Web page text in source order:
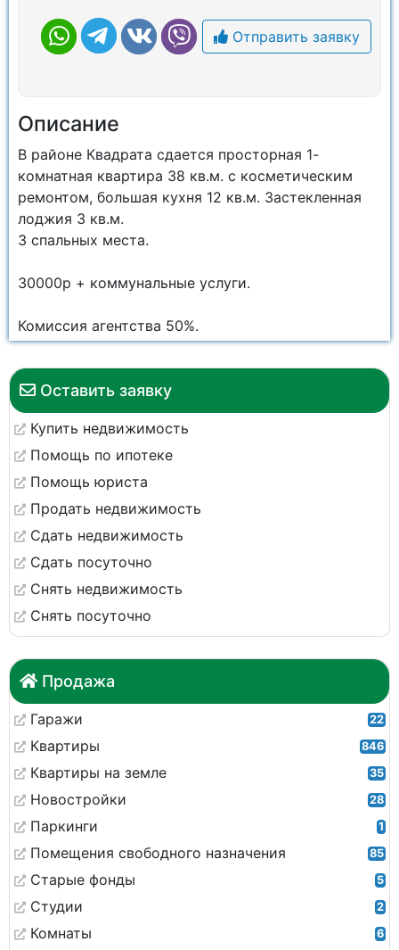
Оставить заявку
Купить недвижимость
Помощь по ипотеке
Помощь юриста
Продать недвижимость
Сдать недвижимость
Сдать посуточно
Снять недвижимость
Снять посуточно
Продажа
Гаражи 22
Квартиры 846
Квартиры на земле 35
Новостройки 28
Паркинги 1
Помещения свободного назначения 85
Старые фонды 5
Студии 2
Комнаты 6
Отправить заявку
Описание
В районе Квадрата сдается просторная 1-
комнатная квартира 38 кв.м. с косметическим
ремонтом, большая кухня 12 кв.м. Застекленная
лоджия 3 кв.м.
3 спальных места.
30000р + коммунальные услуги.
Комиссия агентства 50%.